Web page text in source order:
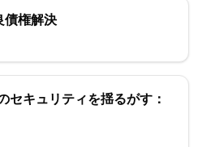
債権解決
キュリティを揺るがす：